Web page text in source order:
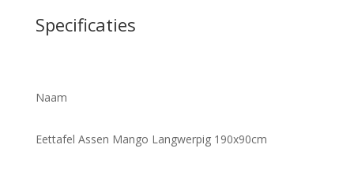
Specificaties
Naam
Eettafel Assen Mango Langwerpig 190x90cm